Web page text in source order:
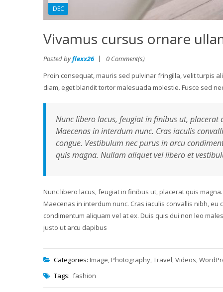
DEC
Vivamus cursus ornare
Posted byflexx26
0 Comment(s)
Proin consequat, mauris sed pulvinar fringilla, velit turpis
diam, eget blandit tortor malesuada molestie. Fusce sed
Nunc libero lacus, feugiat in finibus ut,
Maecenas in interdum nunc. Cras iaculis
congue. Vestibulum nec purus in arcu
quis magna. Nullam aliquet vel libero et
Nunc libero lacus, feugiat in finibus ut, placerat quis
Maecenas in interdum nunc. Cras iaculis convallis nibh,
condimentum aliquam vel at ex. Duis quis dui non leo
justo ut arcu dapibus
Categories: Image,Photography,Travel,Videos,
Tags: fashion